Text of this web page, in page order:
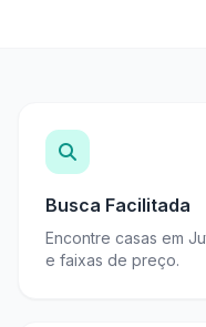
Busca Facilitada
Encontre casas em
e faixas de preço.